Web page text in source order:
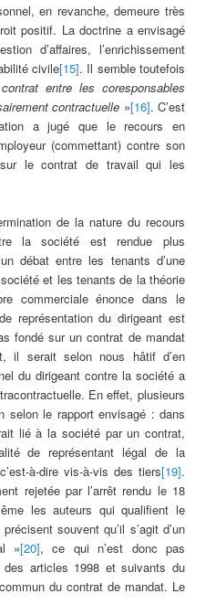
en revanche, demeure très
positif. La doctrine a envisagé
d’affaires, l’enrichissement
civile[15]. Il semble toutefois
entre les coresponsables
contractuelle »[16]. C’est
a jugé que le recours en
(commettant) contre son
le contrat de travail qui les
de la nature du recours
la société est rendue plus
débat entre les tenants d’une
et les tenants de la théorie
commerciale énonce dans le
représentation du dirigeant est
fondé sur un contrat de mandat
il serait selon nous hâtif d’en
du dirigeant contre la société a
En effet, plusieurs
selon le rapport envisagé : dans
lié à la société par un contrat,
de représentant légal de la
à-dire vis-à-vis des tiers[19].
rejetée par l’arrêt rendu le 18
les auteurs qui qualifient le
souvent qu’il s’agit d’un
»[20], ce qui n’est donc pas
des articles 1998 et suivants du
du contrat de mandat. Le